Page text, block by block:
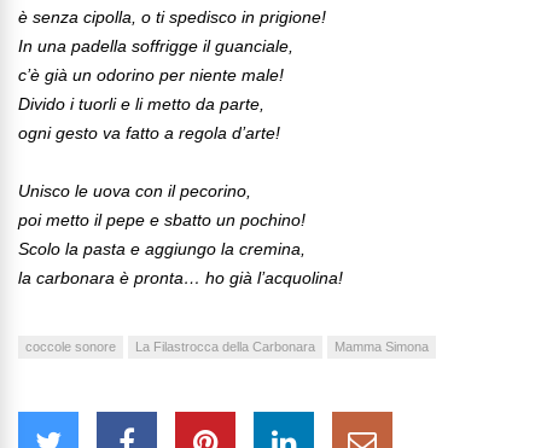
è senza cipolla, o ti spedisco in prigione!
In una padella soffrigge il guanciale,
c’è già un odorino per niente male!
Divido i tuorli e li metto da parte,
ogni gesto va fatto a regola d’arte!
Unisco le uova con il pecorino,
poi metto il pepe e sbatto un pochino!
Scolo la pasta e aggiungo la cremina,
la carbonara è pronta… ho già l’acquolina!
coccole sonore La Filastrocca della Carbonara Mamma Simona